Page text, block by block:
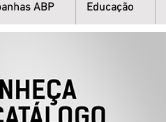
ABP Educação